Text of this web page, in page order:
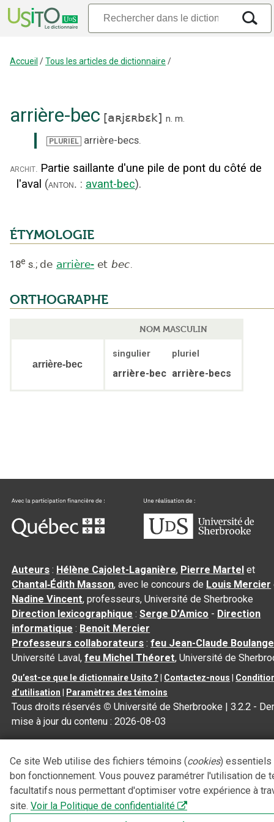
Accueil /Tous les articles de dictionnaire /
arrière-bec [aʀjɛʀbɛk] n. m.
PLURIEL arrière-becs.
archit. Partie saillante d'une pile de pont du côté de
l'aval (anton. : avant-bec).
ÉTYMOLOGIE
18e s.; de arrière- et bec.
ORTHOGRAPHE
NOM MASCULIN
arrière-bec
singulier pluriel
arrière-bec arrière-becs
Auteurs : Hélène Cajolet-Laganière, Pierre Martel et
Chantal‑Édith Masson, avec le concours de Louis Mercier
Nadine Vincent, professeurs, Université de Sherbrooke
Direction lexicographique :Serge D’Amico - Direction
informatique : Benoit Mercier
Professeurs collaborateurs :feu Jean-Claude
Université Laval,feu Michel Théoret, Université de
Qu’est-ce que le dictionnaire Usito ? | Contactez-nous |
d’utilisation | Paramètres des témoins
Tous droits réservés © Université de Sherbrooke |3.2.2 -
mise à jour du contenu :2026-08-03
Ce site Web utilise des fichiers témoins (cookies) essentiels
bon fonctionnement. Vous pouvez paramétrer l'utilisation de
facultatifs nous permettant d'optimiser votre expérience à
site. Voir la Politique de confidentialité